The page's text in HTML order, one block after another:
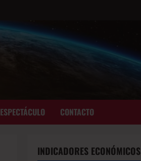
ESPECTÁCULO CONTACTO
INDICADORES ECONÓMICOS